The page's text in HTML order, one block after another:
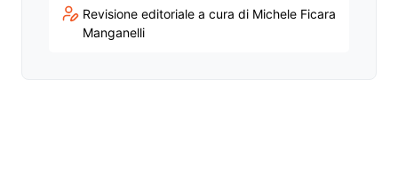
Revisione editoriale a cura di Michele Ficara
Manganelli